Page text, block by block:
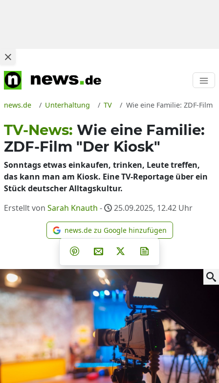
news.de Unterhaltung TV Wie eine Familie: ZDF-Film
TV-News: Wie eine Familie:
ZDF-Film "Der Kiosk"
Sonntags etwas einkaufen, trinken, Leute treffen,
das kann man am Kiosk. Eine TV-Reportage über ein
Stück deutscher Alltagskultur.
Erstellt von Sarah Knauth - 25.09.2025, 12.42 Uhr
news.de zu Google
news.de zu Google hinzufügen
Teilen auf Facebook
Teilen auf Whatsapp
Teilen auf Telegram
Teilen auf Pinterest
Per E-Mail teilen
Post auf X